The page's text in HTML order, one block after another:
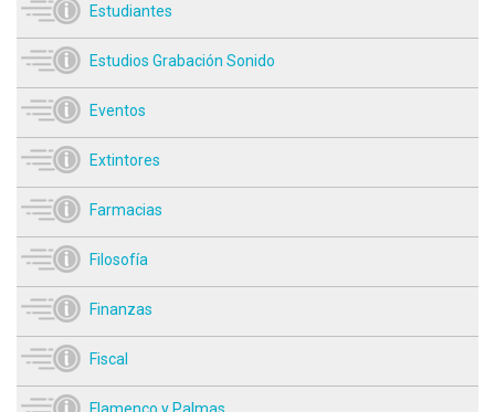
Estudiantes
Estudios Grabación Sonido
Eventos
Extintores
Farmacias
Filosofía
Finanzas
Fiscal